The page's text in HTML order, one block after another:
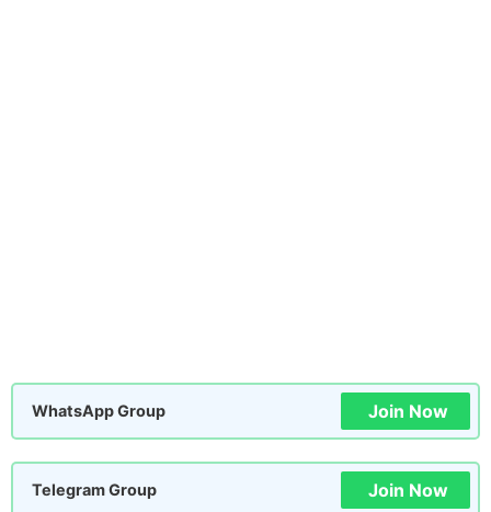
WhatsApp Group Join Now
Telegram Group Join Now